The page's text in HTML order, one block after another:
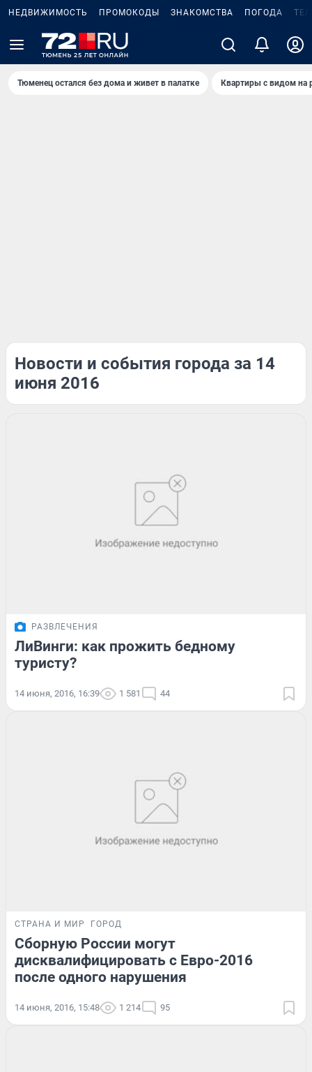
НЕДВИЖИМОСТЬ ПРОМОКОДЫ ЗНАКОМСТВА ПОГОДА
Тюменец остался без дома и живет в палатке Квартиры с видом на
Новости и события города за 14
июня 2016
РАЗВЛЕЧЕНИЯ
ЛиВинги: как прожить бедному
туристу?
14 июня, 2016, 16:39 1 581 44
СТРАНА И МИР ГОРОД
Сборную России могут
дисквалифицировать с Евро-2016
после одного нарушения
14 июня, 2016, 15:48 1 214 95